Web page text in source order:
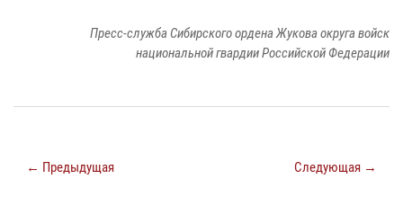
Пресс-служба Сибирского ордена Жукова округа войск
национальной гвардии Российской Федерации
← Предыдущая Следующая →